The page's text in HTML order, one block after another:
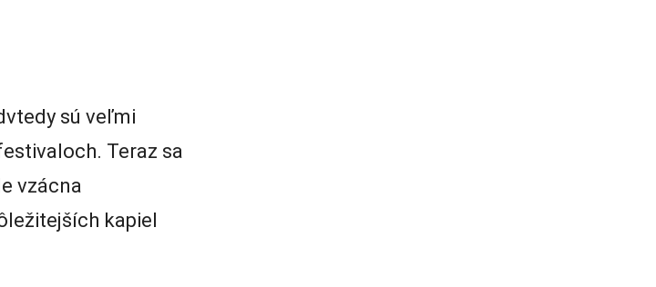
sú veľmi
Teraz sa
vzácna
kapiel